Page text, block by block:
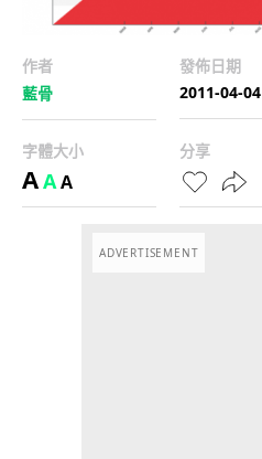
作者
藍骨
發佈日期
2011-04-04
字體大小
AAA
分享
ADVERTISEMENT